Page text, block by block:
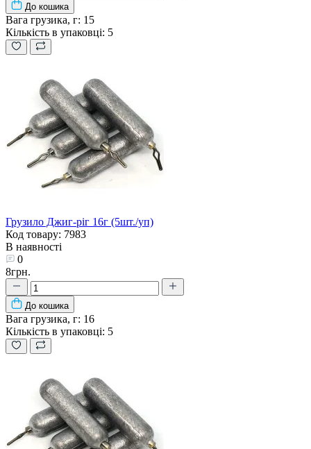
До кошика
Вага грузика, г: 15
Кількість в упаковці: 5
Грузило Джиг-ріг 16г (5шт./уп)
Код товару: 7983
В наявності
0
8грн.
До кошика
Вага грузика, г: 16
Кількість в упаковці: 5